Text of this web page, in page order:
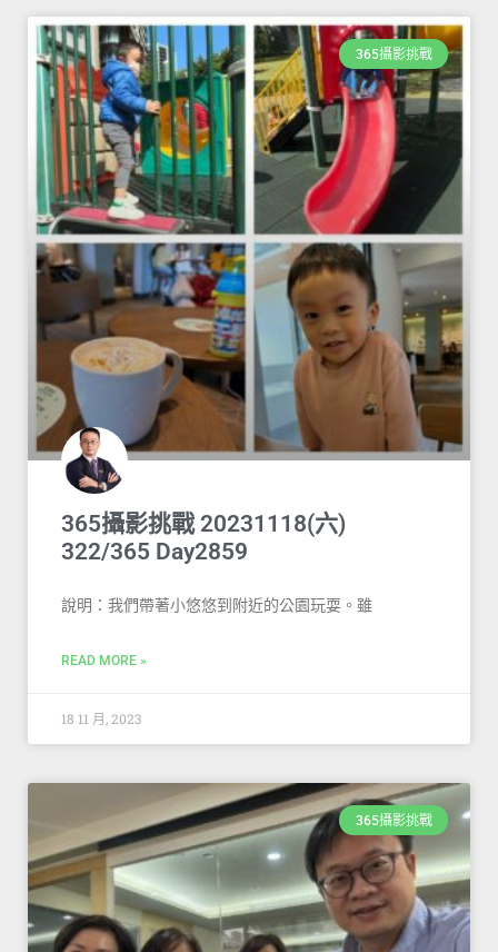
365攝影挑戰
365攝影挑戰 20231118(六)
322/365 Day2859
說明：我們帶著小悠悠到附近的公園玩耍。雖
READ MORE »
18 11 月, 2023
365攝影挑戰